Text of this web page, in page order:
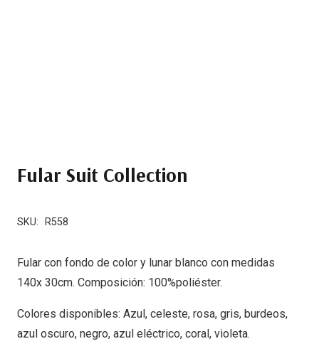
Fular Suit Collection
SKU: R558
Fular con fondo de color y lunar blanco con medidas
140x 30cm. Composición: 100%poliéster.
Colores disponibles: Azul, celeste, rosa, gris, burdeos,
azul oscuro, negro, azul eléctrico, coral, violeta.